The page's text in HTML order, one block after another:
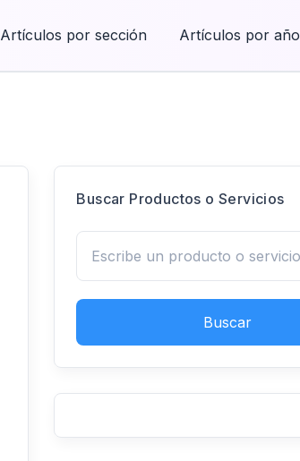
Artículos por sección Artículos por año
Buscar Productos o Servicios
Buscar